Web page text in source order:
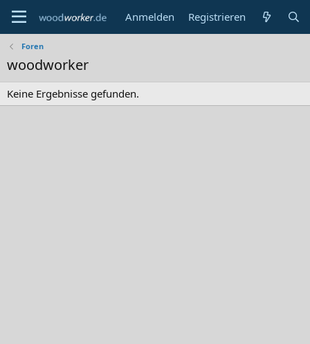
Anmelden Registrieren
Foren
woodworker
Keine Ergebnisse gefunden.